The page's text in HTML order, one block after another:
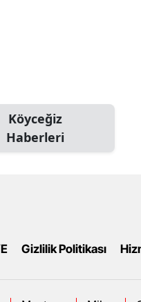
Köyceğiz
Haberleri
Gizlilik Politikası